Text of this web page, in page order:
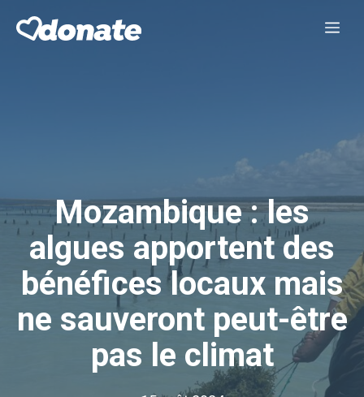
Mozambique : les
algues apportent des
bénéfices locaux mais
ne sauveront peut-être
pas le climat